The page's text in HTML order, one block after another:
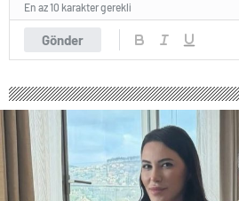
Gönder
En az 10 karakter gerekli